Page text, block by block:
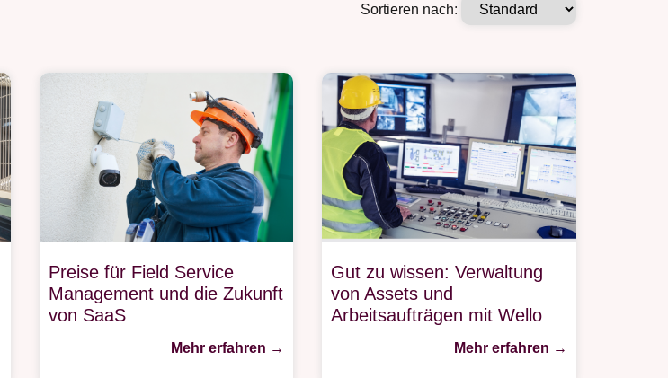
Sortieren nach:
Preise für Field Service
Management und die Zukunft
von SaaS
Mehr erfahren →
Gut zu wissen: Verwaltung
von Assets und
Arbeitsaufträgen mit Wello
Mehr erfahren →